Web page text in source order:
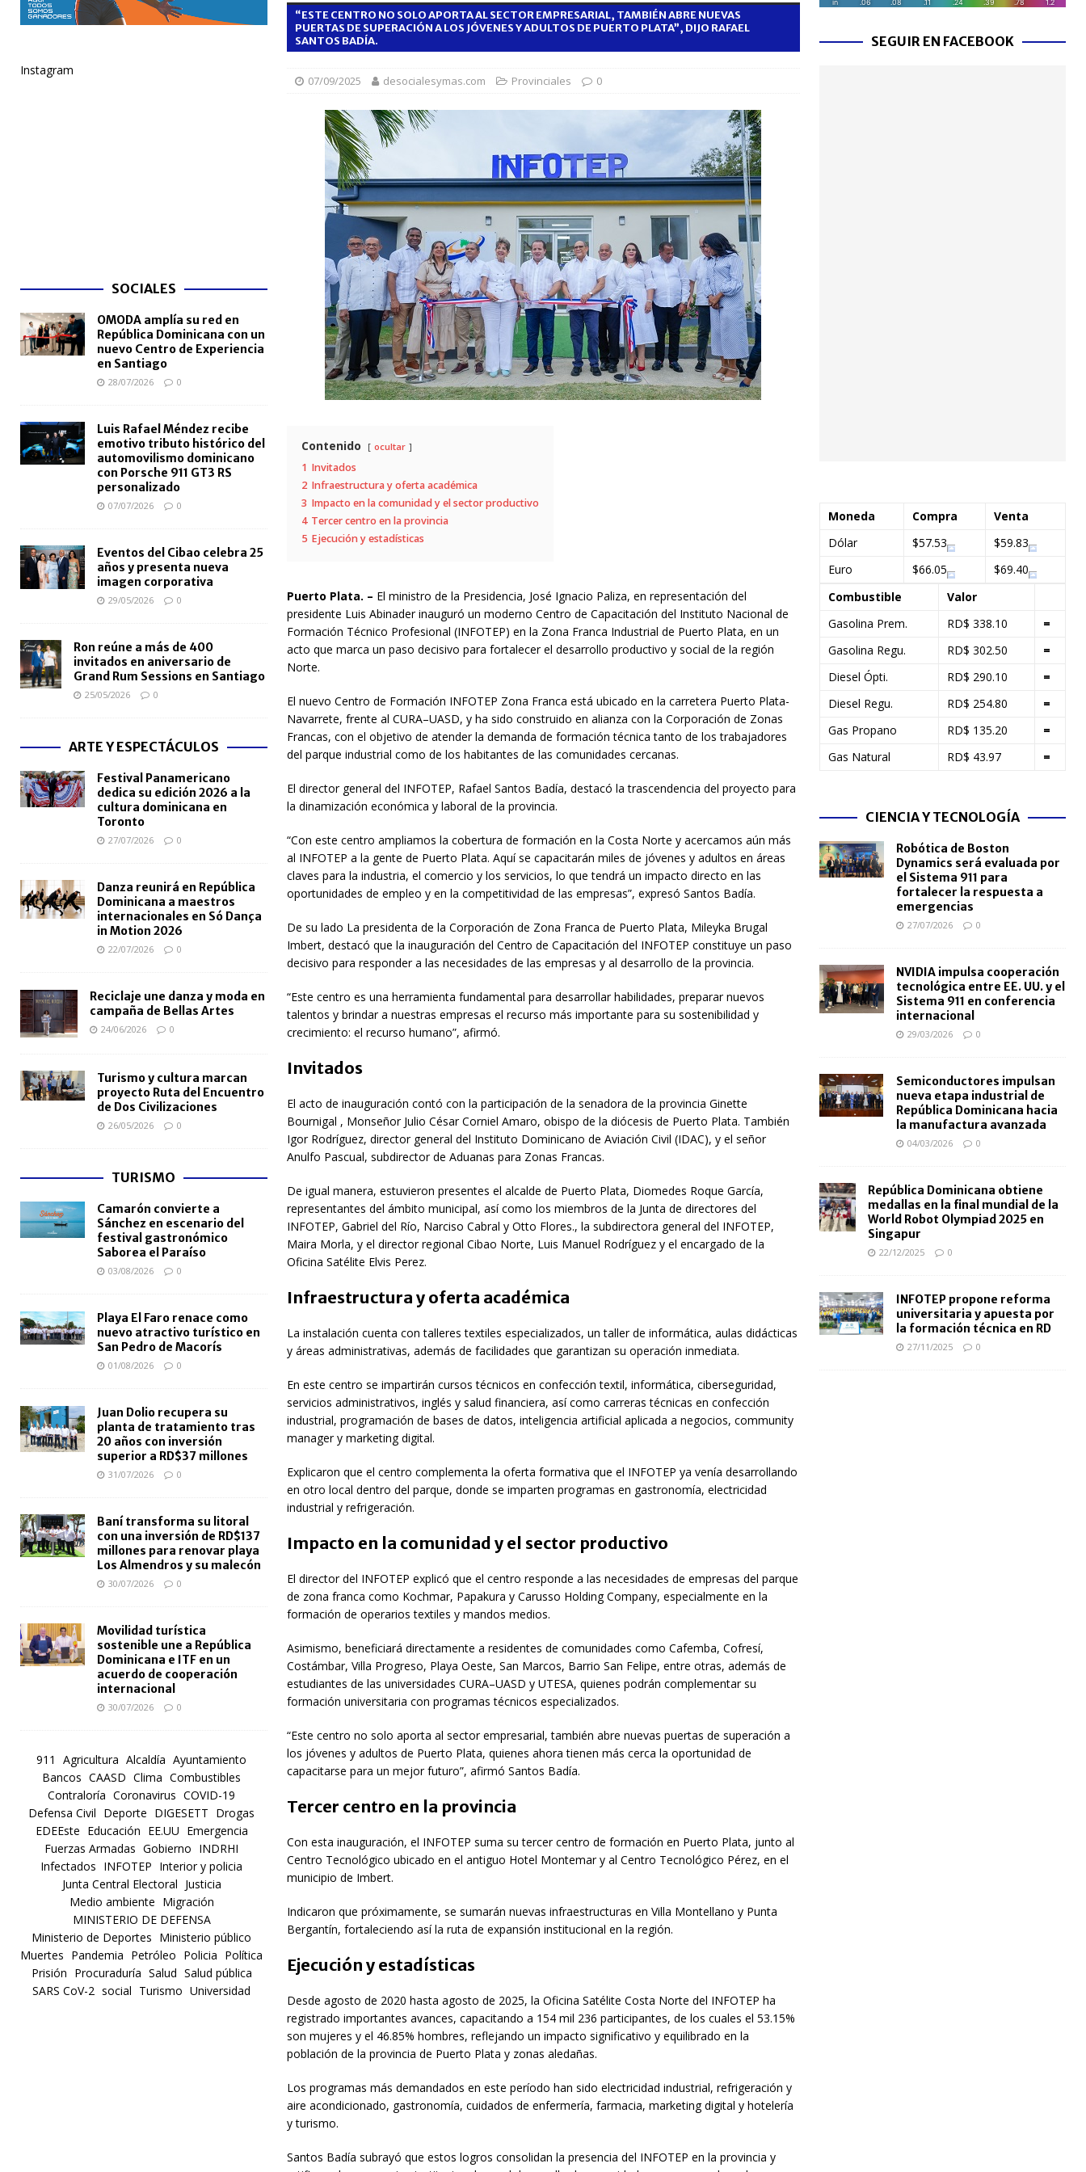
NACIONALES
Santo Domingo celebra 528 años con balance de obras urbanas y nuevos proyectos para la capital
Arritmia puede explicar por qué el corazón se acelera o parece saltarse latidos
SALUD
Amistad 2026 llevará atención médica gratuita y capacitación sanitaria a La Vega
SALUD
Migración somete a la justicia a hombre acusado de agredir agentes durante operativo en Hato Mayor
“ESTE CENTRO NO SOLO APORTA AL SECTOR EMPRESARIAL, TAMBIÉN ABRE NUEVAS
PUERTAS DE SUPERACIÓN A LOS JÓVENES Y ADULTOS DE PUERTO PLATA”, DIJO RAFAEL
SANTOS BADÍA.
07/09/2025 desocialesymas.com Provinciales 0
Contenido ocultar
1 Invitados
2 Infraestructura y oferta académica
3 Impacto en la comunidad y el sector productivo
4 Tercer centro en la provincia
5 Ejecución y estadísticas
Puerto Plata. – El ministro de la Presidencia, José Ignacio Paliza, en representación del
presidente Luis Abinader inauguró un moderno Centro de Capacitación del Instituto Nacional de
Formación Técnico Profesional (INFOTEP) en la Zona Franca Industrial de Puerto Plata, en un
acto que marca un paso decisivo para fortalecer el desarrollo productivo y social de la región
Norte.
El nuevo Centro de Formación INFOTEP Zona Franca está ubicado en la carretera Puerto Plata-
Navarrete, frente al CURA–UASD, y ha sido construido en alianza con la Corporación de Zonas
Francas, con el objetivo de atender la demanda de formación técnica tanto de los trabajadores
del parque industrial como de los habitantes de las comunidades cercanas.
El director general del INFOTEP, Rafael Santos Badía, destacó la trascendencia del proyecto para
la dinamización económica y laboral de la provincia.
“Con este centro ampliamos la cobertura de formación en la Costa Norte y acercamos aún más
al INFOTEP a la gente de Puerto Plata. Aquí se capacitarán miles de jóvenes y adultos en áreas
claves para la industria, el comercio y los servicios, lo que tendrá un impacto directo en las
oportunidades de empleo y en la competitividad de las empresas”, expresó Santos Badía.
De su lado La presidenta de la Corporación de Zona Franca de Puerto Plata, Mileyka Brugal
Imbert, destacó que la inauguración del Centro de Capacitación del INFOTEP constituye un paso
decisivo para responder a las necesidades de las empresas y al desarrollo de la provincia.
“Este centro es una herramienta fundamental para desarrollar habilidades, preparar nuevos
talentos y brindar a nuestras empresas el recurso más importante para su sostenibilidad y
crecimiento: el recurso humano”, afirmó.
Invitados
El acto de inauguración contó con la participación de la senadora de la provincia Ginette
Bournigal , Monseñor Julio César Corniel Amaro, obispo de la diócesis de Puerto Plata. También
Igor Rodríguez, director general del Instituto Dominicano de Aviación Civil (IDAC), y el señor
Anulfo Pascual, subdirector de Aduanas para Zonas Francas.
De igual manera, estuvieron presentes el alcalde de Puerto Plata, Diomedes Roque García,
representantes del ámbito municipal, así como los miembros de la Junta de directores del
INFOTEP, Gabriel del Río, Narciso Cabral y Otto Flores., la subdirectora general del INFOTEP,
Maira Morla, y el director regional Cibao Norte, Luis Manuel Rodríguez y el encargado de la
Oficina Satélite Elvis Perez.
Infraestructura y oferta académica
La instalación cuenta con talleres textiles especializados, un taller de informática, aulas didácticas
y áreas administrativas, además de facilidades que garantizan su operación inmediata.
En este centro se impartirán cursos técnicos en confección textil, informática, ciberseguridad,
servicios administrativos, inglés y salud financiera, así como carreras técnicas en confección
industrial, programación de bases de datos, inteligencia artificial aplicada a negocios, community
manager y marketing digital.
Explicaron que el centro complementa la oferta formativa que el INFOTEP ya venía desarrollando
en otro local dentro del parque, donde se imparten programas en gastronomía, electricidad
industrial y refrigeración.
Impacto en la comunidad y el sector productivo
El director del INFOTEP explicó que el centro responde a las necesidades de empresas del parque
de zona franca como Kochmar, Papakura y Carusso Holding Company, especialmente en la
formación de operarios textiles y mandos medios.
Asimismo, beneficiará directamente a residentes de comunidades como Cafemba, Cofresí,
Costámbar, Villa Progreso, Playa Oeste, San Marcos, Barrio San Felipe, entre otras, además de
estudiantes de las universidades CURA–UASD y UTESA, quienes podrán complementar su
formación universitaria con programas técnicos especializados.
“Este centro no solo aporta al sector empresarial, también abre nuevas puertas de superación a
los jóvenes y adultos de Puerto Plata, quienes ahora tienen más cerca la oportunidad de
capacitarse para un mejor futuro”, afirmó Santos Badía.
Tercer centro en la provincia
Con esta inauguración, el INFOTEP suma su tercer centro de formación en Puerto Plata, junto al
Centro Tecnológico ubicado en el antiguo Hotel Montemar y al Centro Tecnológico Pérez, en el
municipio de Imbert.
Indicaron que próximamente, se sumarán nuevas infraestructuras en Villa Montellano y Punta
Bergantín, fortaleciendo así la ruta de expansión institucional en la región.
Ejecución y estadísticas
Desde agosto de 2020 hasta agosto de 2025, la Oficina Satélite Costa Norte del INFOTEP ha
registrado importantes avances, capacitando a 154 mil 236 participantes, de los cuales el 53.15%
son mujeres y el 46.85% hombres, reflejando un impacto significativo y equilibrado en la
población de la provincia de Puerto Plata y zonas aledañas.
Los programas más demandados en este período han sido electricidad industrial, refrigeración y
aire acondicionado, gastronomía, cuidados de enfermería, farmacia, marketing digital y hotelería
y turismo.
Santos Badía subrayó que estos logros consolidan la presencia del INFOTEP en la provincia y
Instagram
SOCIALES
OMODA amplía su red en
República Dominicana con un
nuevo Centro de Experiencia
en Santiago
28/07/2026 0
Luis Rafael Méndez recibe
emotivo tributo histórico del
automovilismo dominicano
con Porsche 911 GT3 RS
personalizado
07/07/2026 0
Eventos del Cibao celebra 25
años y presenta nueva
imagen corporativa
29/05/2026 0
Ron reúne a más de 400
invitados en aniversario de
Grand Rum Sessions en Santiago
25/05/2026 0
ARTE Y ESPECTÁCULOS
Festival Panamericano
dedica su edición 2026 a la
cultura dominicana en
Toronto
27/07/2026 0
Danza reunirá en República
Dominicana a maestros
internacionales en Só Dança
in Motion 2026
22/07/2026 0
Reciclaje une danza y moda en
campaña de Bellas Artes
24/06/2026 0
Turismo y cultura marcan
proyecto Ruta del Encuentro
de Dos Civilizaciones
26/05/2026 0
TURISMO
Camarón convierte a
Sánchez en escenario del
festival gastronómico
Saborea el Paraíso
03/08/2026 0
Playa El Faro renace como
nuevo atractivo turístico en
San Pedro de Macorís
01/08/2026 0
Juan Dolio recupera su
planta de tratamiento tras
20 años con inversión
superior a RD$37 millones
31/07/2026 0
Baní transforma su litoral
con una inversión de RD$137
millones para renovar playa
Los Almendros y su malecón
30/07/2026 0
Movilidad turística
sostenible une a República
Dominicana e ITF en un
acuerdo de cooperación
internacional
30/07/2026 0
911 Agricultura Alcaldía Ayuntamiento
Bancos CAASD Clima Combustibles
Contraloría Coronavirus COVID-19
Defensa Civil Deporte DIGESETT Drogas
EDEEste Educación EE.UU Emergencia
Fuerzas Armadas Gobierno INDRHI
Infectados INFOTEP Interior y policia
Junta Central Electoral Justicia
Medio ambiente Migración
MINISTERIO DE DEFENSA
Ministerio de Deportes Ministerio público
Muertes Pandemia Petróleo Policia Política
Prisión Procuraduría Salud Salud pública
SARS CoV-2 social Turismo Universidad
SEGUIR EN FACEBOOK
Moneda Compra
Venta
Dólar
$57.53
$59.83
Euro
$66.05
$69.40
Combustible
Valor
Gasolina Prem.
RD$ 338.10
=
Gasolina Regu.
RD$ 302.50
=
Diesel Ópti.
RD$ 290.10
=
Diesel Regu.
RD$ 254.80
=
Gas Propano
RD$ 135.20
=
Gas Natural
RD$ 43.97 =
CIENCIA Y TECNOLOGÍA
Robótica de Boston
Dynamics será evaluada por
el Sistema 911 para
fortalecer la respuesta a
emergencias
27/07/2026 0
NVIDIA impulsa cooperación
tecnológica entre EE. UU. y el
Sistema 911 en conferencia
internacional
29/03/2026 0
Semiconductores impulsan
nueva etapa industrial de
República Dominicana hacia
la manufactura avanzada
04/03/2026 0
República Dominicana obtiene
medallas en la final mundial de la
World Robot Olympiad 2025 en
Singapur
22/12/2025 0
INFOTEP propone reforma
universitaria y apuesta por
la formación técnica en RD
27/11/2025 0